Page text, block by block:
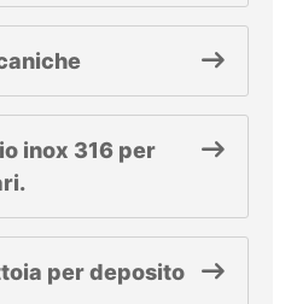
inox 316 per
per deposito